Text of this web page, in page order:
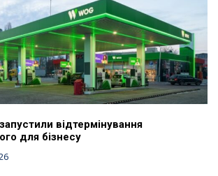
відтермінування
для бізнесу